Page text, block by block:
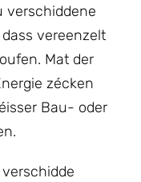
verschiddene
vereenzelt
Mat der
zécken
Bau- oder